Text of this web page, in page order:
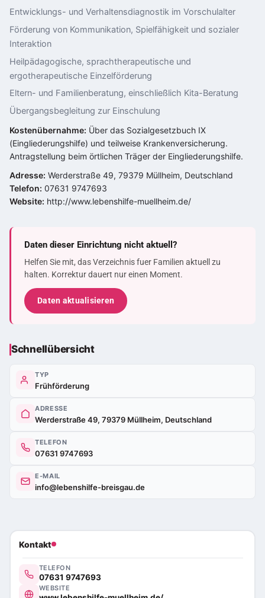
Entwicklungs- und Verhaltensdiagnostik im Vorschulalter
Förderung von Kommunikation, Spielfähigkeit und sozialer
Interaktion
Heilpädagogische, sprachtherapeutische und
ergotherapeutische Einzelförderung
Eltern- und Familienberatung, einschließlich Kita-Beratung
Übergangsbegleitung zur Einschulung
Kostenübernahme: Über das Sozialgesetzbuch IX
(Eingliederungshilfe) und teilweise Krankenversicherung.
Antragstellung beim örtlichen Träger der Eingliederungshilfe.
Adresse: Werderstraße 49, 79379 Müllheim, Deutschland
Telefon: 07631 9747693
Website: http://www.lebenshilfe-muellheim.de/
Daten dieser Einrichtung nicht aktuell?
Helfen Sie mit, das Verzeichnis fuer Familien aktuell zu
halten. Korrektur dauert nur einen Moment.
Daten aktualisieren
Schnellübersicht
TYP
Frühförderung
ADRESSE
Werderstraße 49, 79379 Müllheim, Deutschland
TELEFON
07631 9747693
E-MAIL
info@lebenshilfe-breisgau.de
Kontakt
TELEFON
07631 9747693
WEBSITE